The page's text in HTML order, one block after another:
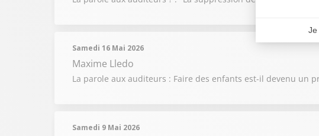
Samedi 16 Mai 2026
Maxime Lledo
La parole aux auditeurs : Faire des enfants est-il devenu un
Samedi 9 Mai 2026